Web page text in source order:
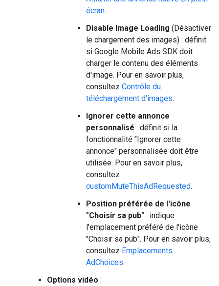
écran.
Disable Image Loading (Désactiver
le chargement des images) : définit
si Google Mobile Ads SDK doit
charger le contenu des éléments
d'image. Pour en savoir plus,
consultez Contrôle du
téléchargement d'images.
Ignorer cette annonce
personnalisé : définit si la
fonctionnalité "Ignorer cette
annonce" personnalisée doit être
utilisée. Pour en savoir plus,
consultez
customMuteThisAdRequested.
Position préférée de l'icône
"Choisir sa pub" : indique
l'emplacement préféré de l'icône
"Choisir sa pub". Pour en savoir plus,
consultez Emplacements
AdChoices.
Options vidéo :